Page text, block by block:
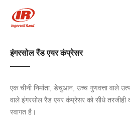
इंगरसोल रैंड एयर कंप्रेसर
एक चीनी निर्माता, डेचुआन, उच्च गुणवत्ता वाले
वाले इंगरसोल रैंड एयर कंप्रेसर को सीधे
स्वागत है।